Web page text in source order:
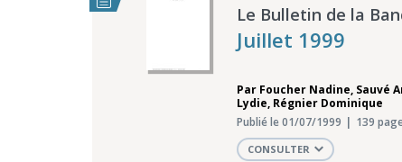
Le Bulletin de la
Juillet 1999
Par Foucher Nadine, Sauvé
Lydie, Régnier Dominique
Publié le 01/07/1999
139
CONSULTER